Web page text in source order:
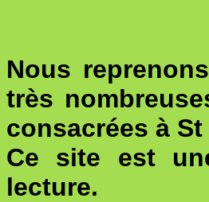
Nous
très
consacrées à
Ce site est
lecture.